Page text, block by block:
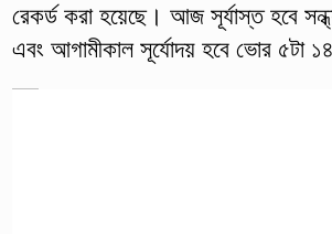
রেকর্ড করা হয়েছে। আজ সূর্যাস্ত হবে
এবং আগামীকাল সূর্যোদয় হবে ভোর ৫টা ১৪